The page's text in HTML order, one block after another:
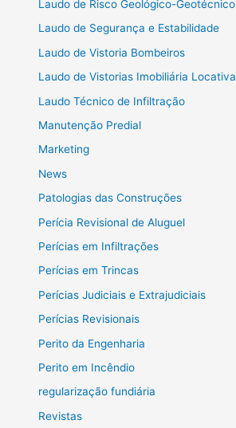
Laudo de Risco Geológico-Geotécnico
Laudo de Segurança e Estabilidade
Laudo de Vistoria Bombeiros
Laudo de Vistorias Imobiliária Locativa
Laudo Técnico de Infiltração
Manutenção Predial
Marketing
News
Patologias das Construções
Perícia Revisional de Aluguel
Perícias em Infiltrações
Perícias em Trincas
Perícias Judiciais e Extrajudiciais
Perícias Revisionais
Perito da Engenharia
Perito em Incêndio
regularização fundiária
Revistas